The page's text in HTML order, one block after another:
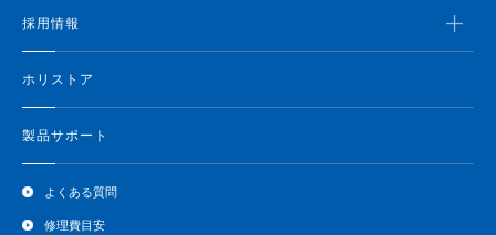
採用情報
ホリストア
製品サポート
よくある質問
修理費目安